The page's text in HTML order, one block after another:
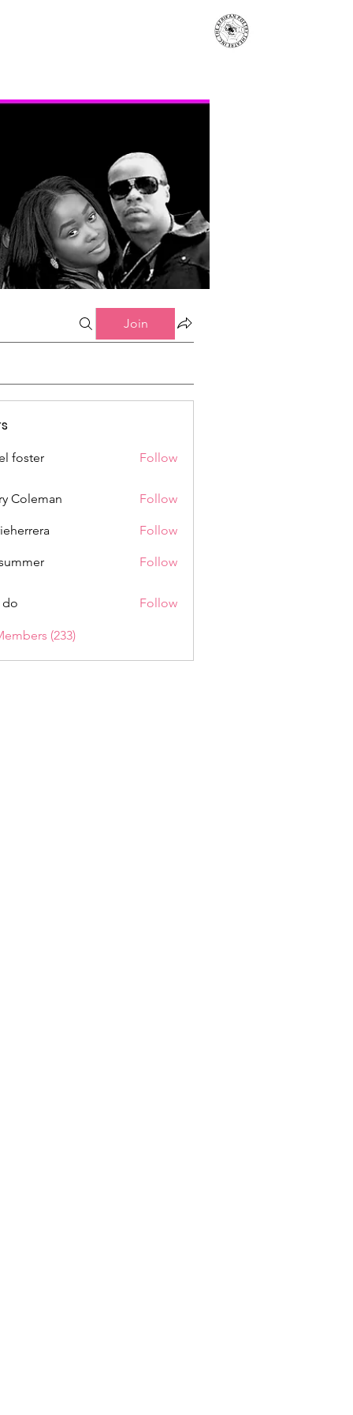
Join
foster Follow
Coleman Follow
Follow
Follow
do Follow
(233)